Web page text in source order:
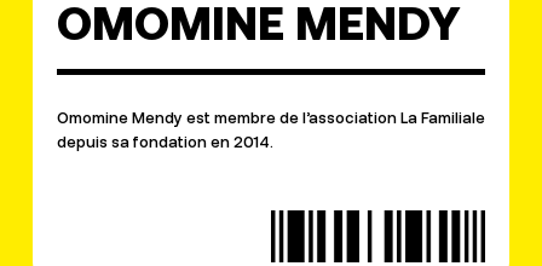
OMOMINE MENDY
Omomine Mendy est membre de l’association La Familiale
depuis sa fondation en 2014.